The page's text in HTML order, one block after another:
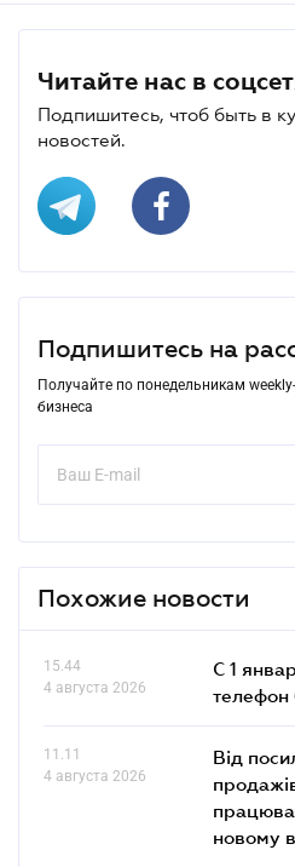
Читайте нас в
Подпишитесь, чтоб быть в
новостей.
Подпишитесь на
Получайте по понедельникам
бизнеса
Похожие новости
15.44
4 августа 2026
С 1
телефон
11.11
4 августа 2026
Від
новому